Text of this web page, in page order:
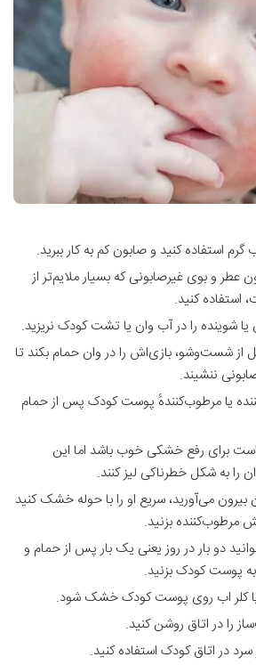
استفاده کنید و صابون کم به کار ببرید.
عطر و بوی غیرصابونی که بسیار ملایم‌تر از
استفاده کنید.
یا شوینده را در آب وان یا تشت کودک نریزید.
از شست‌وشو، بازی‌اش را در وان حمام بکند تا
ننشیند.
یا مرطوب‌کنندهٔ پوست کودک پس از حمام
برای رفع خشکی خوب باشد اما این
را به شکل خطرناکی لیز کنند.
بیرون می‌آورید، سریع او را با حوله خشک کنید
مرطوب‌کننده بزنید.
دو بار در روز یعنی یک بار پس از حمام و
پوست کودک بزنید.
کلر اب روی پوست کودک خشک شود.
را در اتاق روشن کنید.
در اتاق کودک استفاده کنید.